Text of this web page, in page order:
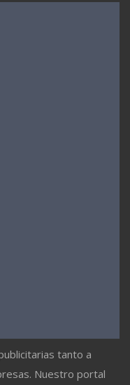
tanto a
Nuestro portal